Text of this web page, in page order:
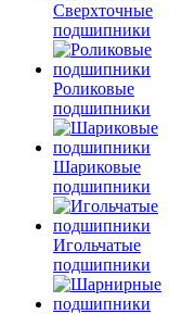
Сверхточные
подшипники
Роликовые
подшипники
Шариковые
подшипники
Игольчатые
подшипники